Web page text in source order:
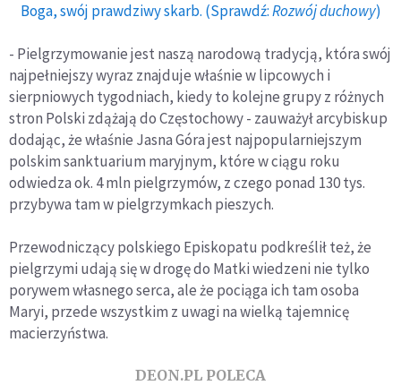
Boga, swój prawdziwy skarb. (Sprawdź:Rozwój duchowy)
- Pielgrzymowanie jest naszą narodową tradycją, która swój
najpełniejszy wyraz znajduje właśnie w lipcowych i
sierpniowych tygodniach, kiedy to kolejne grupy z różnych
stron Polski zdążają do Częstochowy - zauważył arcybiskup
dodając, że właśnie Jasna Góra jest najpopularniejszym
polskim sanktuarium maryjnym, które w ciągu roku
odwiedza ok. 4 mln pielgrzymów, z czego ponad 130 tys.
przybywa tam w pielgrzymkach pieszych.
Przewodniczący polskiego Episkopatu podkreślił też, że
pielgrzymi udają się w drogę do Matki wiedzeni nie tylko
porywem własnego serca, ale że pociąga ich tam osoba
Maryi, przede wszystkim z uwagi na wielką tajemnicę
macierzyństwa.
DEON.PL POLECA